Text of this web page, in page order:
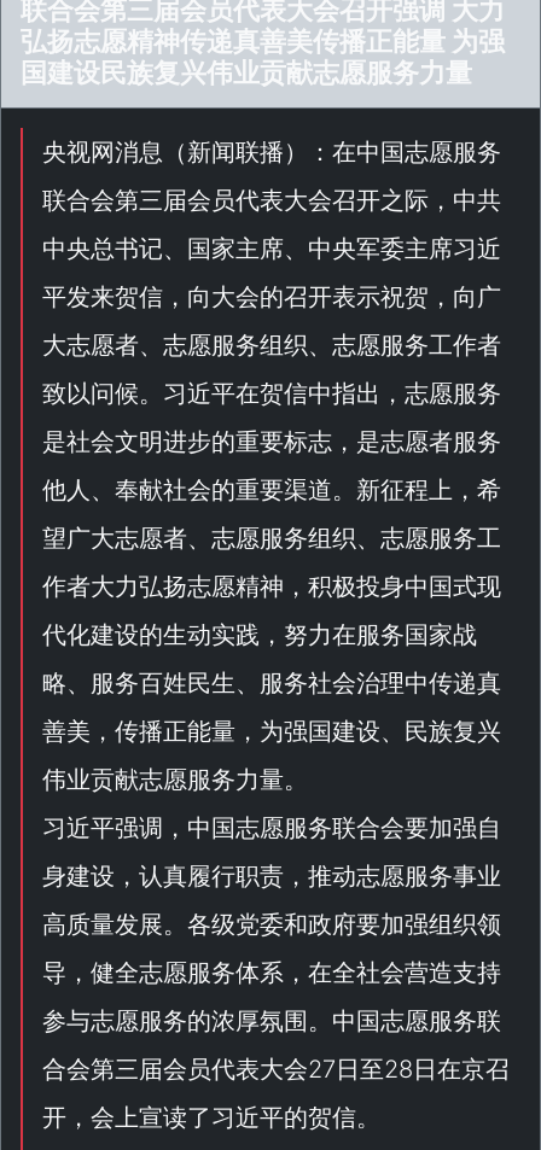
联合会第三届会员代表大会召开强调 大力
弘扬志愿精神传递真善美传播正能量 为强
国建设民族复兴伟业贡献志愿服务力量
央视网消息（新闻联播）：在中国志愿服务
联合会第三届会员代表大会召开之际，中共
中央总书记、国家主席、中央军委主席习近
平发来贺信，向大会的召开表示祝贺，向广
大志愿者、志愿服务组织、志愿服务工作者
致以问候。习近平在贺信中指出，志愿服务
是社会文明进步的重要标志，是志愿者服务
他人、奉献社会的重要渠道。新征程上，希
望广大志愿者、志愿服务组织、志愿服务工
作者大力弘扬志愿精神，积极投身中国式现
代化建设的生动实践，努力在服务国家战
略、服务百姓民生、服务社会治理中传递真
善美，传播正能量，为强国建设、民族复兴
伟业贡献志愿服务力量。
习近平强调，中国志愿服务联合会要加强自
身建设，认真履行职责，推动志愿服务事业
高质量发展。各级党委和政府要加强组织领
导，健全志愿服务体系，在全社会营造支持
参与志愿服务的浓厚氛围。中国志愿服务联
合会第三届会员代表大会27日至28日在京召
开，会上宣读了习近平的贺信。